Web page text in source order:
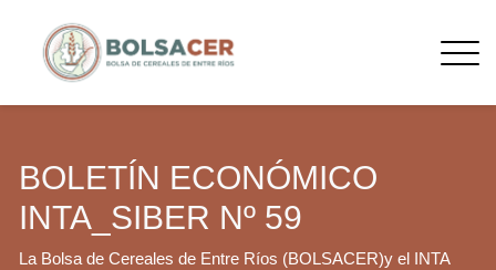
BOLETÍN ECONÓMICO
INTA_SIBER Nº 59
La Bolsa de Cereales de Entre Ríos (BOLSACER)y el INTA